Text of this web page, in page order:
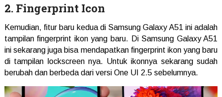
2. Fingerprint Icon
Kemudian, fitur baru kedua di Samsung Galaxy A51 ini adalah
tampilan fingerprint ikon yang baru. Di Samsung Galaxy A51
ini sekarang juga bisa mendapatkan fingerprint ikon yang baru
di tampilan lockscreen nya. Untuk ikonnya sekarang sudah
berubah dan berbeda dari versi One UI 2.5 sebelumnya.